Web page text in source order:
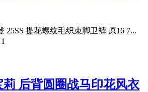
25SS 提花螺纹毛织束脚卫裤 原16 7...
后背圆圈战马印花风衣